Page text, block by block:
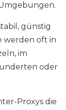
günstig
werden oft in
im
oder
Proxys die